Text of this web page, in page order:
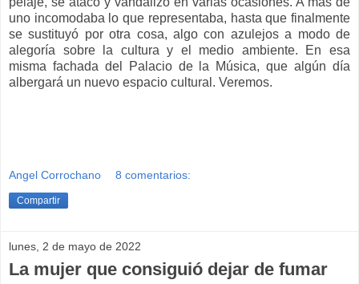
uno incomodaba lo que representaba, hasta que finalmente
se sustituyó por otra cosa, algo con azulejos a modo de
alegoría sobre la cultura y el medio ambiente. En esa
misma fachada del Palacio de la Música, que algún día
albergará un nuevo espacio cultural. Veremos.
Angel Corrochano 8 comentarios:
Compartir
lunes, 2 de mayo de 2022
La mujer que consiguió dejar de fumar